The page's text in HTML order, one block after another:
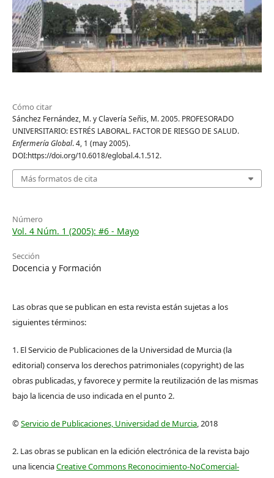
Cómo citar
Sánchez Fernández, M. y Clavería Señis, M. 2005. PROFESORADO
UNIVERSITARIO: ESTRÉS LABORAL. FACTOR DE RIESGO DE SALUD.
Enfermería Global. 4, 1 (may 2005).
DOI:https://doi.org/10.6018/eglobal.4.1.512.
Más formatos de cita
Número
Vol. 4 Núm. 1 (2005): #6 - Mayo
Sección
Docencia y Formación
Las obras que se publican en esta revista están sujetas a los
siguientes términos:
1. El Servicio de Publicaciones de la Universidad de Murcia (la
editorial) conserva los derechos patrimoniales (copyright) de las
obras publicadas, y favorece y permite la reutilización de las mismas
bajo la licencia de uso indicada en el punto 2.
©Servicio de Publicaciones, Universidad de Murcia, 2018
2. Las obras se publican en la edición electrónica de la revista bajo
una licenciaCreative Commons Reconocimiento-NoComercial-